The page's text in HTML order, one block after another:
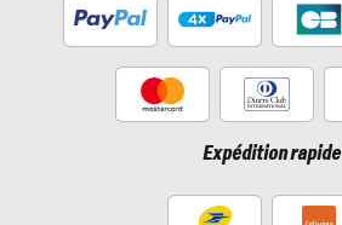
Expédition rapide